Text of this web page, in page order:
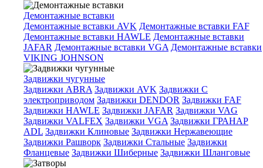
Демонтажные вставки
Демонтажные вставки AVK Демонтажные вставки FAF
Демонтажные вставки HAWLE Демонтажные вставки
JAFAR Демонтажные вставки VGA Демонтажные вставки
VIKING JOHNSON
Задвижки чугунные
Задвижки ABRA Задвижки AVK Задвижки C
электроприводом Задвижки DENDOR Задвижки FAF
Задвижки HAWLE Задвижки JAFAR Задвижки VAG
Задвижки VALFEX Задвижки VGA Задвижки ГРАНАР
ADL Задвижки Клиновые Задвижки Нержавеющие
Задвижки Рашворк Задвижки Стальные Задвижки
Фланцевые Задвижки Шиберные Задвижки Шланговые